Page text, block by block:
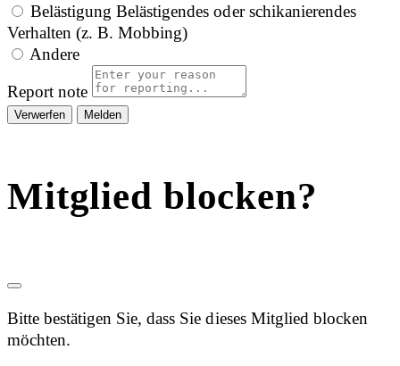
Belästigung Belästigendes oder schikanierendes
Verhalten (z. B. Mobbing)
Andere
Report note
Melden
Mitglied blocken?
Bitte bestätigen Sie, dass Sie dieses Mitglied blocken
möchten.